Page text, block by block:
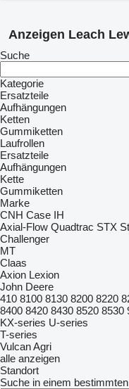
Anzeigen Leach
Suche
Kategorie
Ersatzteile
Aufhängungen
Ketten
Gummiketten
Laufrollen
Ersatzteile
Aufhängungen
Kette
Gummiketten
Marke
CNH Case IH
Axial-Flow Quadtrac STX
Challenger
MT
Claas
Axion Lexion
John Deere
410 8100 8130 8200 8220
8400 8420 8430 8520 8530
KX-series U-series
T-series
Vulcan Agri
alle anzeigen
Standort
Suche in einem